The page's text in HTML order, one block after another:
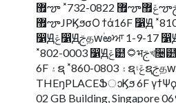
޿ౡ ˟732-0822 ޿ౡݝ޿ౡࢢೆ۠দݪொ2-62
޿ౡJPϏϧσΟ ϯά16F ෱Ԭ ˟810-0001
෱Ԭݝ෱Ԭࢢதԝ۠ఱਆ 1-9-17 ෱ԬఱਆϑίΫੜ໋Ϗϧ 11F ๺۝भ
˟802-0003 ෱Ԭݝ๺۝भࢢখ૔๺۠ถொ1-1-1 খ૔Ӻલͻͼ͖Ϗϧ
6F ۽ຊ ˟860-0803 ۽ຊݝ۽ຊࢢதԝ۠৽ࢢ֗1-28
THEŋPLACEՖാϏϧ 6F
02 GB Building, Singapore